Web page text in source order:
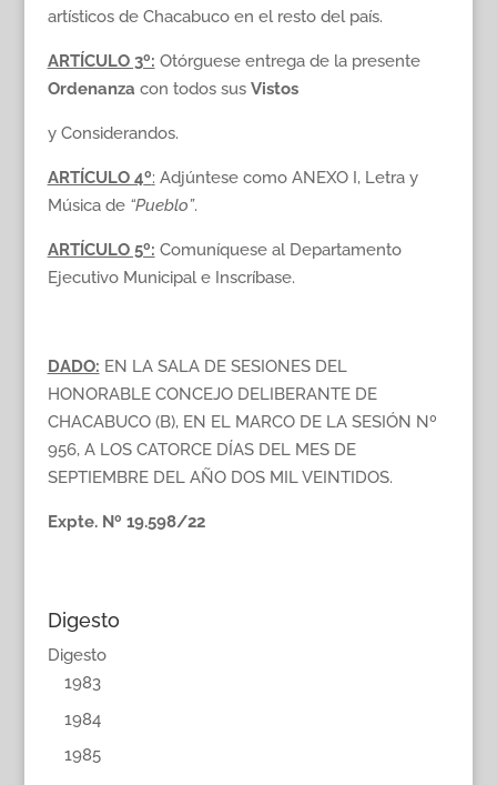
artísticos de Chacabuco en el resto del país.
ARTÍCULO 3º: Otórguese entrega de la presente
Ordenanza con todos sus Vistos
y Considerandos.
ARTÍCULO 4º: Adjúntese como ANEXO I, Letra y
Música de “Pueblo”.
ARTÍCULO 5º: Comuníquese al Departamento
Ejecutivo Municipal e Inscríbase.
DADO: EN LA SALA DE SESIONES DEL
HONORABLE CONCEJO DELIBERANTE DE
CHACABUCO (B), EN EL MARCO DE LA SESIÓN Nº
956, A LOS CATORCE DÍAS DEL MES DE
SEPTIEMBRE DEL AÑO DOS MIL VEINTIDOS.
Expte. Nº 19.598/22
Digesto
Digesto
1983
1984
1985